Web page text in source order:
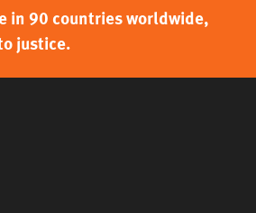
in 90 countries worldwide,
justice.